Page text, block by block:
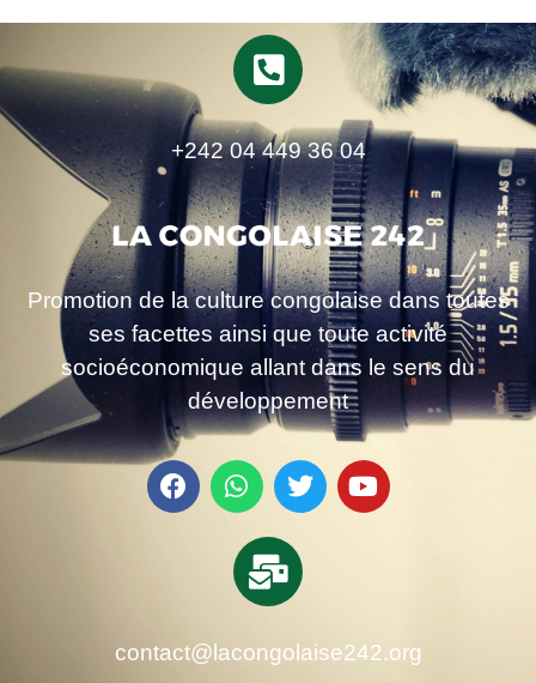
+242 04 449 36 04
Promotion de la culture congolaise dans toutes
ses facettes ainsi que toute activité
socioéconomique allant dans le sens du
développement
contact@lacongolaise242.org